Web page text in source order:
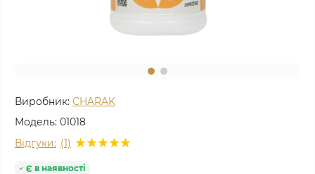
Виробник: CHARAK
Модель: 01018
Відгуки: (1)
Є в наявності